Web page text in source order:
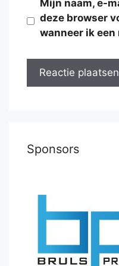
Mijn naam, e-
deze browser
wanneer ik
Sponsors